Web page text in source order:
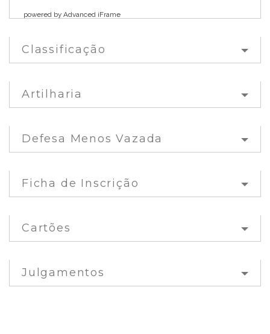
powered by Advanced iFrame
Classificação
Artilharia
Defesa Menos Vazada
Ficha de Inscrição
Cartões
Julgamentos